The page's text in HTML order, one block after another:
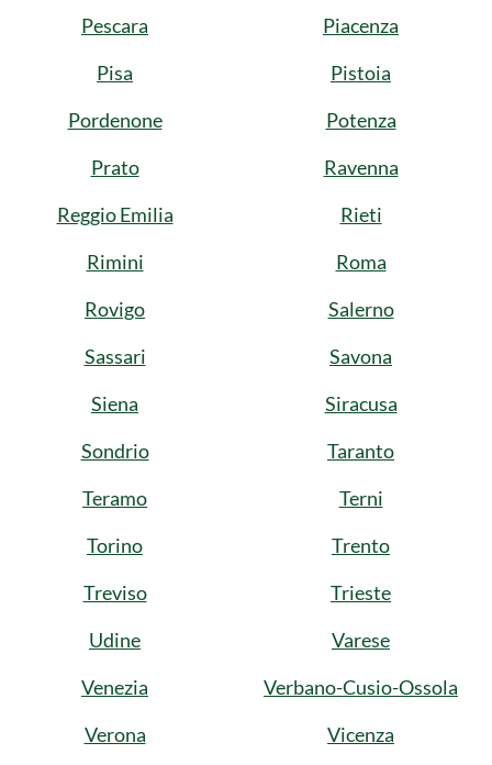
Pescara
Piacenza
Pisa
Pistoia
Pordenone
Potenza
Prato
Ravenna
Reggio Emilia
Rieti
Rimini
Roma
Rovigo
Salerno
Sassari
Savona
Siena
Siracusa
Sondrio
Taranto
Teramo
Terni
Torino
Trento
Treviso
Trieste
Udine
Varese
Venezia
Verbano-Cusio-Ossola
Verona
Vicenza